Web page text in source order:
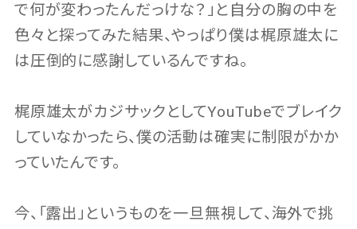
で何が変わったんだっけな？」と自分の胸の中を
色々と探ってみた結果、やっぱり僕は梶原雄太に
は圧倒的に感謝しているんですね。
梶原雄太がカジサックとしてYouTubeでブレイク
していなかったら、僕の活動は確実に制限がかか
っていたんです。
今、「露出」というものを一旦無視して、海外で挑